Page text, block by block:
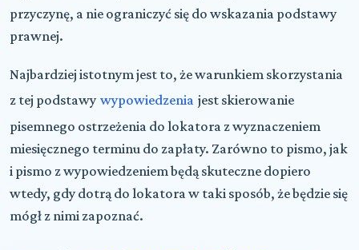
przyczynę, a nie ograniczyć się do wskazania podstawy
prawnej.
Najbardziej istotnym jest to, że warunkiem skorzystania
z tej podstawy wypowiedzenia jest skierowanie
pisemnego ostrzeżenia do lokatora z wyznaczeniem
miesięcznego terminu do zapłaty. Zarówno to pismo, jak
i pismo z wypowiedzeniem będą skuteczne dopiero
wtedy, gdy dotrą do lokatora w taki sposób, że będzie się
mógł z nimi zapoznać.